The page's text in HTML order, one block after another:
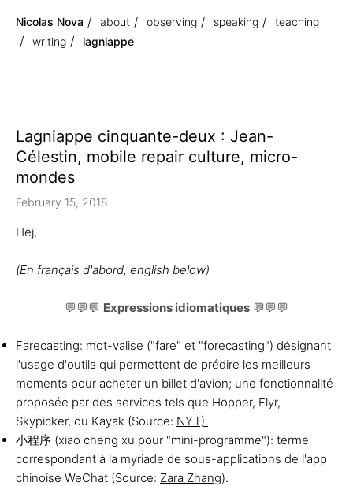
Nicolas Nova about observing speaking
teaching
writing
lagniappe
Lagniappe cinquante-deux : Jean-
Célestin, mobile repair culture, micro-
mondes
February 15, 2018
Hej,
(En français d'abord, english below)
💬💬💬 Expressions idiomatiques 💬💬💬
Farecasting: mot-valise ("fare" et "forecasting") désignant
l'usage d'outils qui permettent de prédire les meilleurs
moments pour acheter un billet d'avion; une fonctionnalité
proposée par des services tels que Hopper, Flyr,
Skypicker, ou Kayak (Source: NYT).
小程序 (xiao cheng xu pour "mini-programme"): terme
correspondant à la myriade de sous-applications de l'app
chinoise WeChat (Source: Zara Zhang).